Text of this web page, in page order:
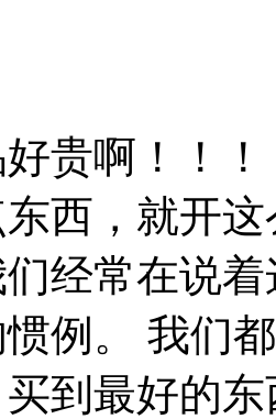
贵啊！！
东西，就开
经常在说
例。 我们
到最好的